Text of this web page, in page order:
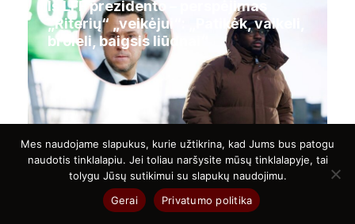
Iš LFF prezidento – perspėjimas
„Riterių“ „veikėjui“: „Patikėk, vaikeli,
broleli, baigsis liūdnai“
Kodėl moterims skauda kairį šoną
apačioje: gydytojai paaiškina
Mes naudojame slapukus, kurie užtikrina, kad Jums bus patogu
naudotis tinklalapiu. Jei toliau naršysite mūsų tinklalapyje, tai
tolygu Jūsų sutikimui su slapukų naudojimu.
Gerai
Privatumo politika